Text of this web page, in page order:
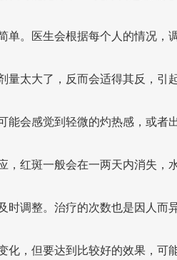
单。医生会根据每个人的情况，
量太大了，反而会适得其反，引
能会感觉到轻微的灼热感，或者
，红斑一般会在一两天内消失，
时调整。治疗的次数也是因人而
化，但要达到比较好的效果，可